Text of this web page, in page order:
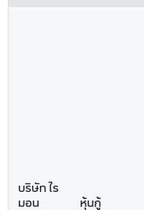
บริษัท ไร
มอน
หุ้นกู้